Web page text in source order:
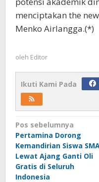
menciptakan the
Menko Airlangga.(*)
oleh Editor
Ikuti Kami Pada
Navigasi
pos
Pos sebelumnya
Pertamina Dorong
Kemandirian Siswa
Lewat Ajang Ganti Oli
Gratis di Seluruh
Indonesia